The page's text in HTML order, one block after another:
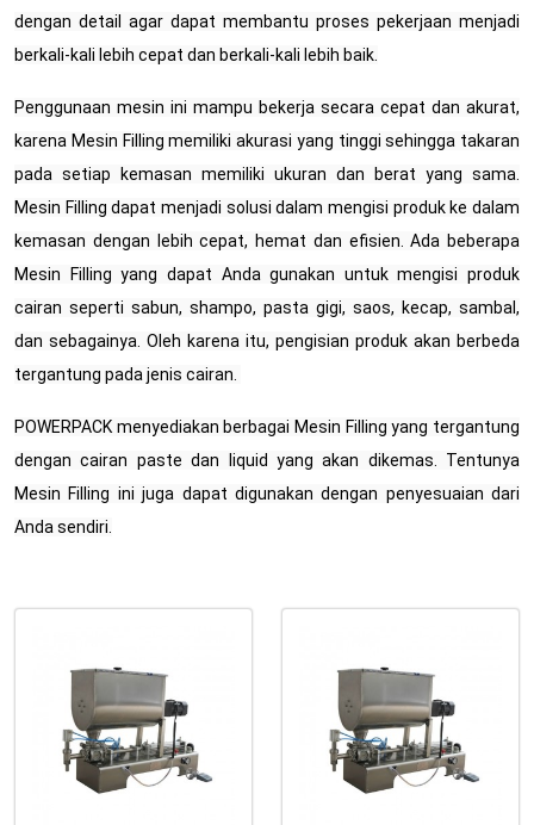
dengan detail agar dapat membantu proses pekerjaan menjadi
berkali-kali lebih cepat dan berkali-kali lebih baik.
Penggunaan mesin ini mampu bekerja secara cepat dan akurat,
karena Mesin Filling memiliki akurasi yang tinggi sehingga takaran
pada setiap kemasan memiliki ukuran dan berat yang sama.
Mesin Filling dapat menjadi solusi dalam mengisi produk ke dalam
kemasan dengan lebih cepat, hemat dan efisien. Ada beberapa
Mesin Filling yang dapat Anda gunakan untuk mengisi produk
cairan seperti sabun, shampo, pasta gigi, saos, kecap, sambal,
dan sebagainya. Oleh karena itu, pengisian produk akan berbeda
tergantung pada jenis cairan.
POWERPACK menyediakan berbagai Mesin Filling yang tergantung
dengan cairan paste dan liquid yang akan dikemas. Tentunya
Mesin Filling ini juga dapat digunakan dengan penyesuaian dari
Anda sendiri.